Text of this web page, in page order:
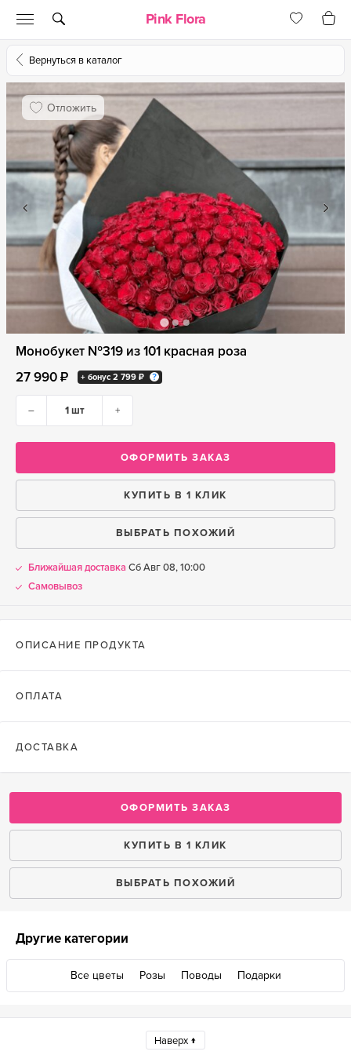
Pink Flora
Вернуться в каталог
Отложить
Монобукет №319 из 101 красная роза
27 990 ₽
+ бонус 2 799 ₽
– +
ОФОРМИТЬ ЗАКАЗ
КУПИТЬ В 1 КЛИК
ВЫБРАТЬ ПОХОЖИЙ
Ближайшая доставка Сб Авг 08, 10:00
Самовывоз
ОПИСАНИЕ ПРОДУКТА
ОПЛАТА
ДОСТАВКА
ОФОРМИТЬ ЗАКАЗ
КУПИТЬ В 1 КЛИК
ВЫБРАТЬ ПОХОЖИЙ
Другие категории
Все цветы Розы Поводы Подарки
Наверх ↑